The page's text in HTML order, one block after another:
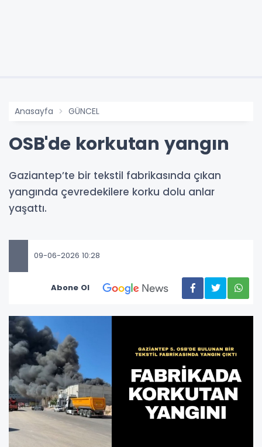
Anasayfa GÜNCEL
OSB'de korkutan yangın
Gaziantep’te bir tekstil fabrikasında çıkan
yangında çevredekilere korku dolu anlar
yaşattı.
09-06-2026 10:28
Abone Ol